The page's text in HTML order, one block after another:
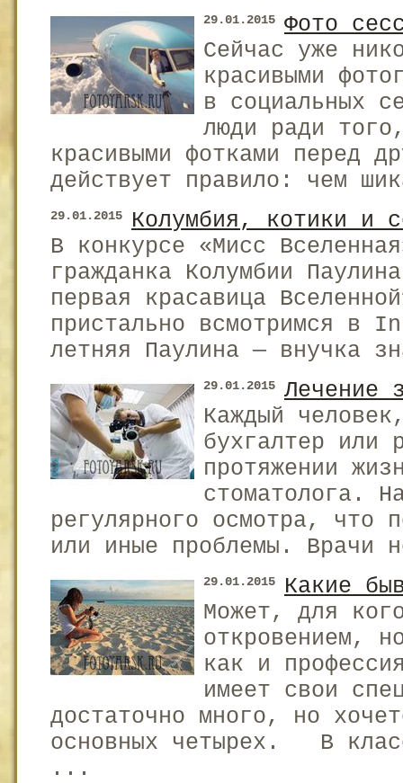
29.01.2015
Фото
Сейчас уже
красивыми
в социальных
люди ради
красивыми фотками перед
действует правило: чем
29.01.2015
Колумбия, котики и
В конкурсе «Мисс
гражданка Колумбии
первая красавица
пристально всмотримся
летняя Паулина — внучка
29.01.2015
Лечение
Каждый
бухгалтер или
протяжении
стоматолога.
регулярного осмотра, что
или иные проблемы. Врачи
29.01.2015
Какие
Может, для
откровением,
как и
имеет свои
достаточно много, но
основных четырех. В
...